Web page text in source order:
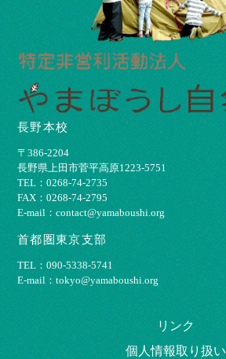
長野本校
〒386-2204
⻑野県上⽥市菅平⾼原1223-5751
TEL：0268-74-2735
FAX：0268-74-2795
E-mail：contact@yamaboushi.org
首都圏東京支部
TEL：090-5338-5741
E-mail：tokyo@yamaboushi.org
リンク
個⼈情報取り扱い